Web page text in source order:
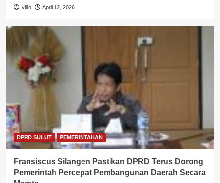
villio April 12, 2026
DPRD SULUT PEMERINTAHAN
Fransiscus Silangen Pastikan DPRD Terus Dorong
Pemerintah Percepat Pembangunan Daerah Secara